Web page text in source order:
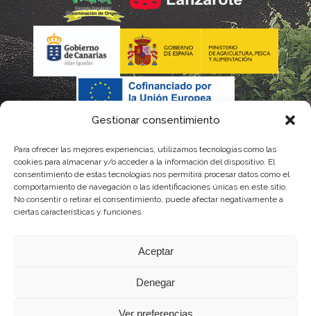
Gestionar consentimiento
Para ofrecer las mejores experiencias, utilizamos tecnologías como las
cookies para almacenar y/o acceder a la información del dispositivo. El
consentimiento de estas tecnologías nos permitirá procesar datos como el
comportamiento de navegación o las identificaciones únicas en este sitio.
No consentir o retirar el consentimiento, puede afectar negativamente a
ciertas características y funciones.
Aceptar
Denegar
Ver preferencias
La gestión de la DOP Lanzarote realizada por este Consejo Regulador es financiada,
con fondos provenientes del presupuesto de gastos del Instituto Canario de
Calidad Agroalimentaria